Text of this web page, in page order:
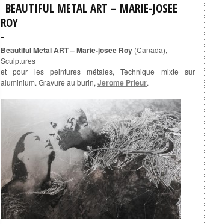
BEAUTIFUL METAL ART – MARIE-JOSEE
ROY
Beautiful Metal ART – Marie-josee Roy (Canada),
Sculptures
et pour les peintures métales, Technique mixte sur
aluminium. Gravure au burin, Jerome Prieur.